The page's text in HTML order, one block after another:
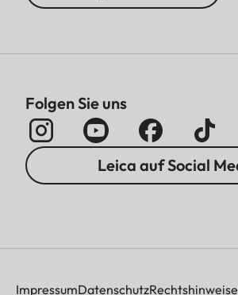
Folgen Sie uns
Leica auf Social
ImpressumDatenschutzRechtshinweise